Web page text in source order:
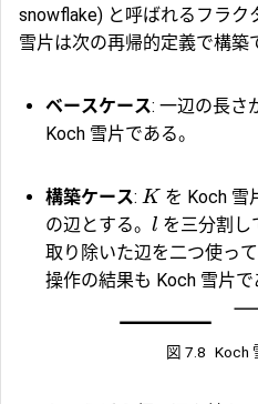
snowflake) と呼ばれるフラク
雪片は次の再帰的定義で構築
ベースケース: 一辺の長さ
Koch 雪片である。
構築ケース: K を Koch 雪
の辺とする。 l を三分割し
取り除いた辺を二つ使っ
操作の結果も Koch 雪片で
図 7.8 Koch